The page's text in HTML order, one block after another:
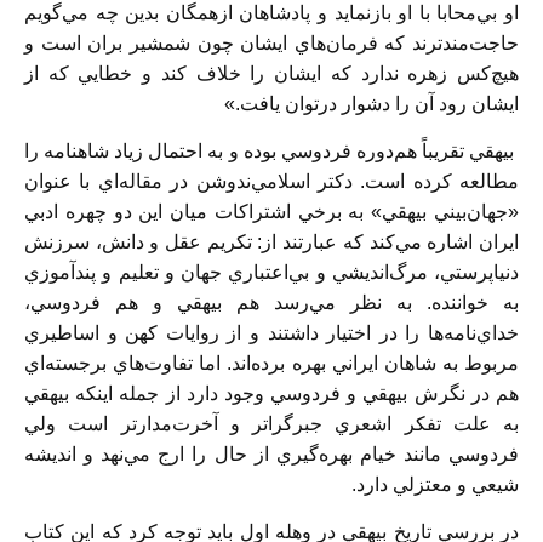
او بي‌محابا با او بازنمايد و پادشاهان ازهمگان بدين چه مي‌گويم
حاجت‌مندترند كه فرمان‌هاي ايشان چون شمشير بران است و
هيچ‌كس زهره ندارد كه ايشان را خلاف كند و خطايي كه از
ايشان رود آن را دشوار درتوان يافت.»
بيهقي تقريباً هم‌دوره فردوسي بوده و به احتمال زياد شاهنامه را
مطالعه كرده است. دكتر اسلامي‌ندوشن در مقاله‌اي با عنوان
«جهان‌بيني بيهقي» به برخي اشتراكات ميان اين دو چهره ادبي
ايران اشاره مي‌كند كه عبارتند از: تكريم عقل و دانش، سرزنش
دنياپرستي، مرگ‌انديشي و بي‌اعتباري جهان و تعليم و پندآموزي
به خواننده. به نظر مي‌رسد هم بيهقي و هم فردوسي،
خداي‌نامه‌ها را در اختيار داشتند و از روايات كهن و اساطيري
مربوط به شاهان ايراني بهره برده‌اند. اما تفاوت‌هاي برجسته‌‌اي
هم در نگرش بيهقي و فردوسي وجود دارد از جمله اينكه بيهقي
به علت تفكر اشعري جبرگراتر و آخرت‌مدارتر است ولي
فردوسي مانند خيام بهره‌گيري از حال را ارج مي‌نهد و انديشه
شيعي و معتزلي دارد.
در بررسي تاريخ بيهقي در وهله اول بايد توجه كرد كه اين كتاب